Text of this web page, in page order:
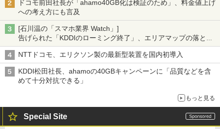
ドコモ前田社長が「ahamo40GB化は検証のため」、料金値上げ
への考え方にも言及
[石川温の「スマホ業界 Watch」]
告げられた「KDDIのローミング終了」、エリアマップの落とし
穴と楽天モバイルの課題
NTTドコモ、エリクソン製の最新型装置を国内初導入
KDDI松田社長、ahamoの40GBキャンペーンに「品質などを含
めて十分対抗できる」
もっと見る
Special Site